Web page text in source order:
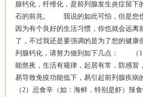
腺钙化，纤维化，是前列腺发生炎症留下
石的前兆。 我说的如此可怕，但是您也
因为有个良好的生活习惯，你也就会远离
了，不过我还是要强调的是为了您的健康
列腺钙化，请努力做到如下几点： （1
能熬夜，生活有规律，起居有常，防感冒
易导致免疫功能低下，易引起前列腺疾
（2）忌食辛（如：海鲜，特别是虾）辣